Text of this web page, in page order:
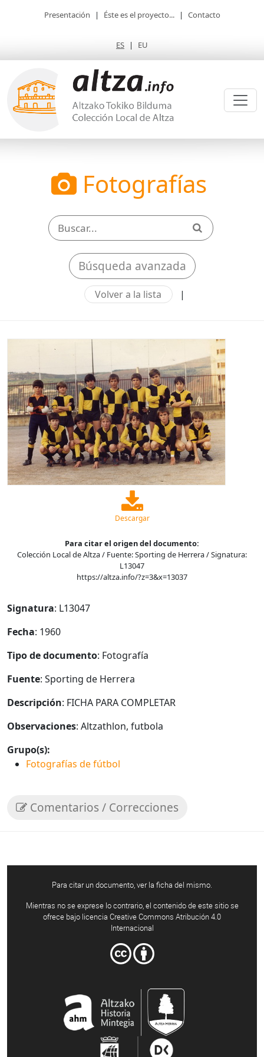
Presentación | Éste es el proyecto... | Contacto
ES | EU
Fotografías
Búsqueda avanzada
Volver a la lista |
Descargar
Para citar el origen del documento:
Colección Local de Altza / Fuente: Sporting de Herrera / Signatura:
L13047
https://altza.info/?z=3&x=13037
Signatura: L13047
Fecha: 1960
Tipo de documento: Fotografía
Fuente: Sporting de Herrera
Descripción: FICHA PARA COMPLETAR
Observaciones: Altzathlon, futbola
Grupo(s):
Fotografías de fútbol
Comentarios / Correcciones
Para citar un documento, ver la ficha del mismo.
Mientras no se exprese lo contrario, el contenido de este sitio se
ofrece bajo licencia Creative Commons Atribución 4.0
Internacional